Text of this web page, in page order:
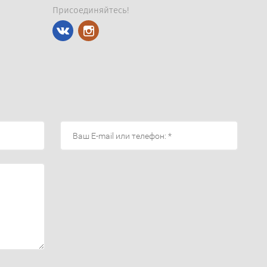
Присоединяйтесь!